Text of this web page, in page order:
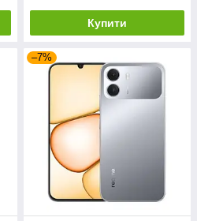
Купити
–7%